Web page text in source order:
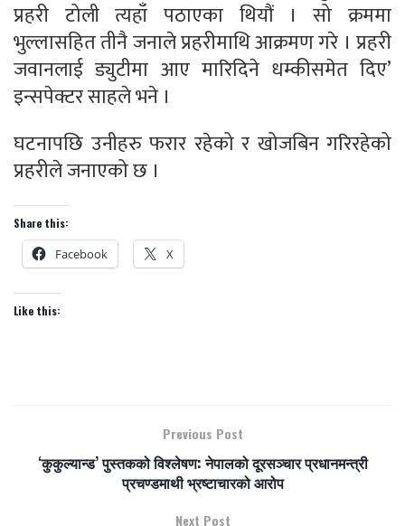
प्रहरी टोली त्यहाँ पठाएका थियौं । सो क्रममा
भुल्लासहित तीनै जनाले प्रहरीमाथि आक्रमण गरे । प्रहरी
जवानलाई ड्युटीमा आए मारिदिने धम्कीसमेत दिए’
इन्सपेक्टर साहले भने ।
घटनापछि उनीहरु फरार रहेको र खोजबिन गरिरहेको
प्रहरीले जनाएको छ ।
Share this:
Facebook X
Like this:
Previous Post
‘कुकुल्यान्ड’ पुस्तकको विश्लेषण: नेपालको दूरसञ्चार प्रधानमन्त्री
प्रचण्डमाथी भ्रष्टाचारको आरोप
Next Post